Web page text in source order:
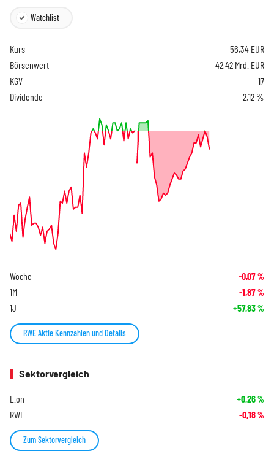
Watchlist
Kurs 56,34 EUR
Börsenwert
42,42 Mrd. EUR
KGV
17
Dividende
2,12 %
Woche -0,07%
1M -1,87%
1J +57,83%
RWE Aktie Kennzahlen und Details
Sektorvergleich
E.on +0,26%
RWE -0,18%
Zum Sektorvergleich